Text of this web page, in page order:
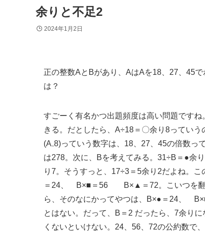
余りと不足2
2024年1月2日
正の整数AとBがあり、AはAを18、27、45
は？
すごーく有名かつ出題頻度は高い問題です
きる。だとしたら、A÷18＝〇余り8ってい
(A₋8)っていう数字は、18、27、45の倍数っ
は278。次に、Bを考えてみる。31÷B＝●余
り7。そうすっと、17÷3＝5余り2だよね
＝24、 B×■＝56 B×▲＝72。こいつを翻訳
ら、そのなにかってやつは、B×●＝24、
とはない。だって、B＝2 だったら、7余り
くないといけない。24、56、72の公約数で